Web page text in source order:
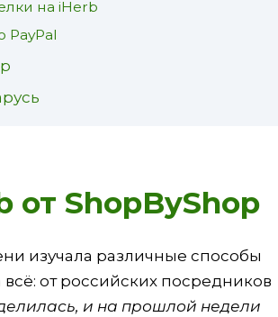
на iHerb
PayPal
от ShopByShop
изучала различные способы
от российских посредников
и на прошлой недели